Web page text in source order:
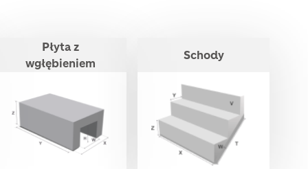
Płyta z
wgłębieniem
Schody